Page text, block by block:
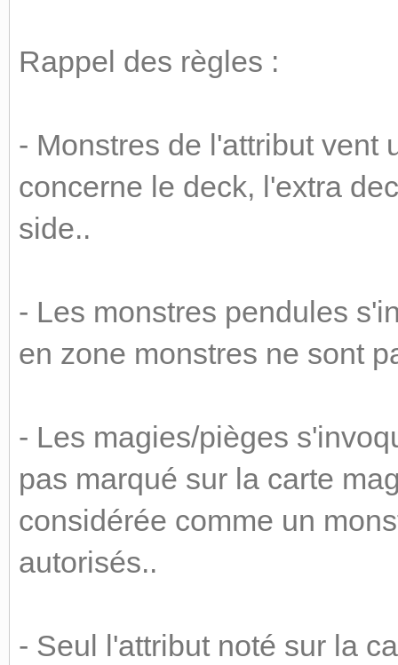
Rappel des règles :
- Monstres de l'attribut vent
concerne le deck, l'extra
side..
- Les monstres pendules
en zone monstres ne sont
- Les magies/pièges
pas marqué sur la carte
considérée comme un
autorisés..
- Seul l'attribut noté sur la